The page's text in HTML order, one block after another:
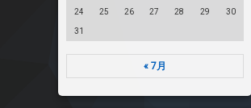
24 25 26 27 28 29 30
31
« 7月